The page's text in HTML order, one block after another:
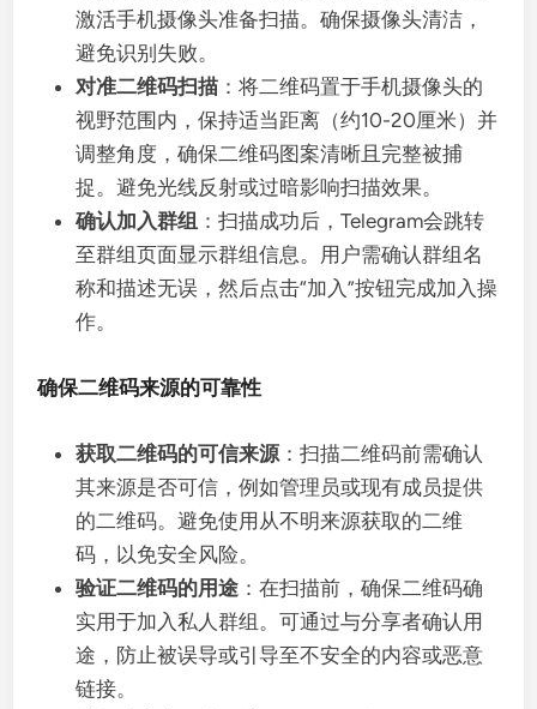
激活手机摄像头准备扫描。确保摄像头清洁，
避免识别失败。
对准二维码扫描 ：将二维码置于手机摄像头的
视野范围内，保持适当距离（约10-20厘米）并
调整角度，确保二维码图案清晰且完整被捕
捉。避免光线反射或过暗影响扫描效果。
确认加入群组 ：扫描成功后，Telegram会跳转
至群组页面显示群组信息。用户需确认群组名
称和描述无误，然后点击“加入”按钮完成加入操
作。
确保二维码来源的可靠性
获取二维码的可信来源：扫描二维码前需确认
其来源是否可信，例如管理员或现有成员提供
的二维码。避免使用从不明来源获取的二维
码，以免安全风险。
验证二维码的用途 ：在扫描前，确保二维码确
实用于加入私人群组。可通过与分享者确认用
途，防止被误导或引导至不安全的内容或恶意
链接。